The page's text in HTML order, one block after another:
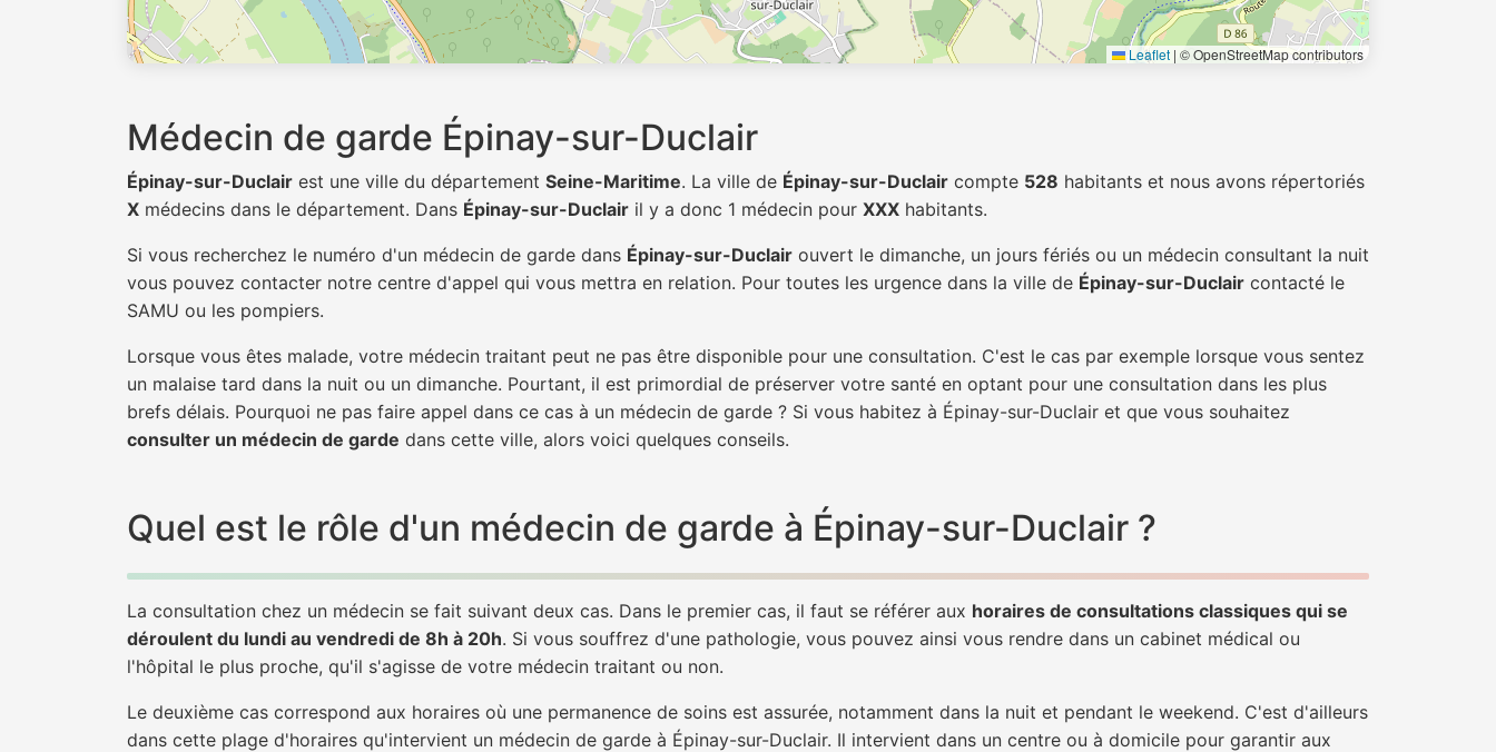
Leaflet | © OpenStreetMap contributors
Médecin de garde Épinay-sur-Duclair
Épinay-sur-Duclair est une ville du département Seine-Maritime. La ville de Épinay-sur-Duclair compte 528 habitants et nous avons répertoriés
X médecins dans le département. Dans Épinay-sur-Duclair il y a donc 1 médecin pour XXX habitants.
Si vous recherchez le numéro d'un médecin de garde dans Épinay-sur-Duclair ouvert le dimanche, un jours fériés ou un médecin consultant la nuit
vous pouvez contacter notre centre d'appel qui vous mettra en relation. Pour toutes les urgence dans la ville de Épinay-sur-Duclair contacté le
SAMU ou les pompiers.
Lorsque vous êtes malade, votre médecin traitant peut ne pas être disponible pour une consultation. C'est le cas par exemple lorsque vous sentez
un malaise tard dans la nuit ou un dimanche. Pourtant, il est primordial de préserver votre santé en optant pour une consultation dans les plus
brefs délais. Pourquoi ne pas faire appel dans ce cas à un médecin de garde ? Si vous habitez à Épinay-sur-Duclair et que vous souhaitez
consulter un médecin de garde dans cette ville, alors voici quelques conseils.
Quel est le rôle d'un médecin de garde à Épinay-sur-Duclair ?
La consultation chez un médecin se fait suivant deux cas. Dans le premier cas, il faut se référer aux horaires de consultations classiques qui se
déroulent du lundi au vendredi de 8h à 20h. Si vous souffrez d'une pathologie, vous pouvez ainsi vous rendre dans un cabinet médical ou
l'hôpital le plus proche, qu'il s'agisse de votre médecin traitant ou non.
Le deuxième cas correspond aux horaires où une permanence de soins est assurée, notamment dans la nuit et pendant le weekend. C'est d'ailleurs
dans cette plage d'horaires qu'intervient un médecin de garde à Épinay-sur-Duclair. Il intervient dans un centre ou à domicile pour garantir aux